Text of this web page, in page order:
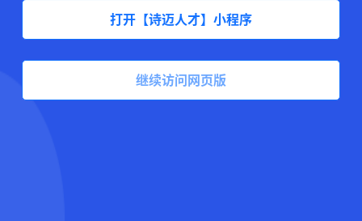
打开【诗迈人才】小程序
继续访问网页版